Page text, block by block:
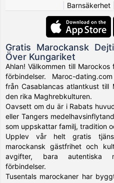
Barnsäkerhet|
Gratis Marockansk
Över Kungariket
Ahlan! Välkommen till
förbindelser. Maroc-
från Casablancas atlantkust till
den rika Maghrebkulturen.
Oavsett om du är i Rabats
eller Tangers
som uppskattar familj, tradition
Upplev vår helt gratis
marockansk gästfrihet och
avgifter, bara autentiska
förbindelser.
Tusentals marockaner har